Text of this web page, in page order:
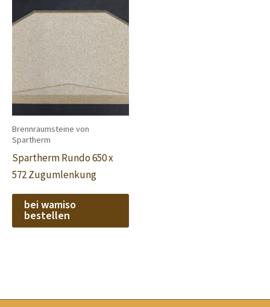
Brennraumsteine von
Spartherm
Spartherm Rundo 650 x
572 Zugumlenkung
bei wamiso
bestellen